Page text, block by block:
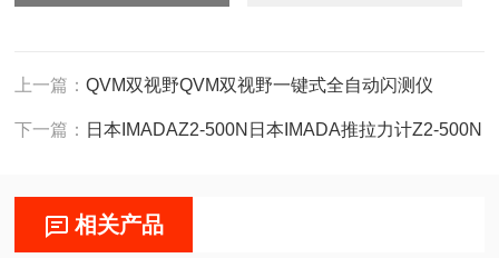
上一篇：QVM双视野QVM双视野一键式全自动闪测仪
下一篇： 日本IMADAZ2-500N日本IMADA推拉力计Z2-500N
相关产品